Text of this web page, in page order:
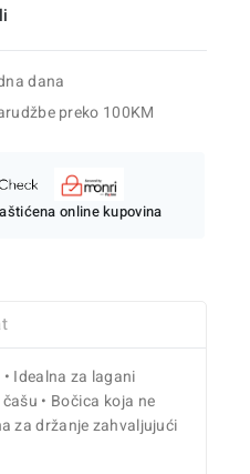
dana
preko 100KM
online kupovina
Idealna za lagani
• Bočica koja ne
za držanje zahvaljujući